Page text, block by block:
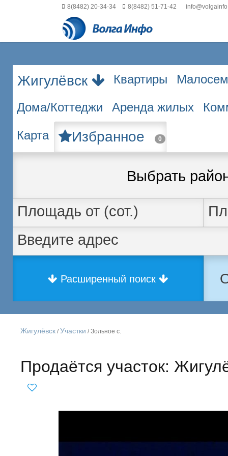
8(8482) 20-34-34 8(8482) 51-71-42
Жигулёвск Квартиры
Дома/Коттеджи Аренда жилых
Карта Избранное 0
Выбрать
Расширенный поиск
Жигулёвск /Участки / Зольное с.
Продаётся участок: